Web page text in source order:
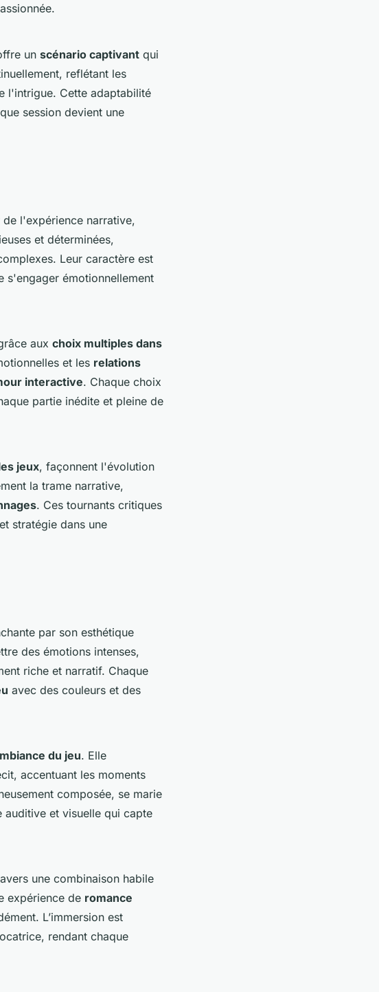
un scénario captivant qui
reflétant les
l'intrigue. Cette adaptabilité
session devient une
l'expérience narrative,
et déterminées,
Leur caractère est
s'engager émotionnellement
aux choix multiples dans
et les relations
interactive. Chaque choix
partie inédite et pleine de
jeux, façonnent l'évolution
la trame narrative,
. Ces tournants critiques
stratégie dans une
par son esthétique
des émotions intenses,
riche et narratif. Chaque
avec des couleurs et des
du jeu. Elle
accentuant les moments
composée, se marie
auditive et visuelle qui capte
une combinaison habile
expérience de romance
L’immersion est
rendant chaque